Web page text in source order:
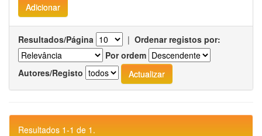
Resultados/Página | Ordenar registos por:
Por ordem
Autores/Registo
Resultados 1-1 de 1.